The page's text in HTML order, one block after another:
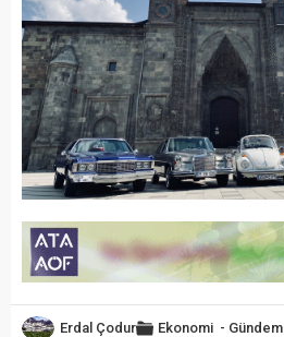
Erdal Çodur Ekonomi - Gündem